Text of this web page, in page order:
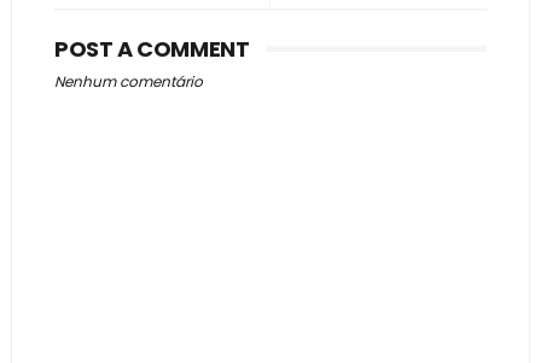
POST A COMMENT
Nenhum comentário